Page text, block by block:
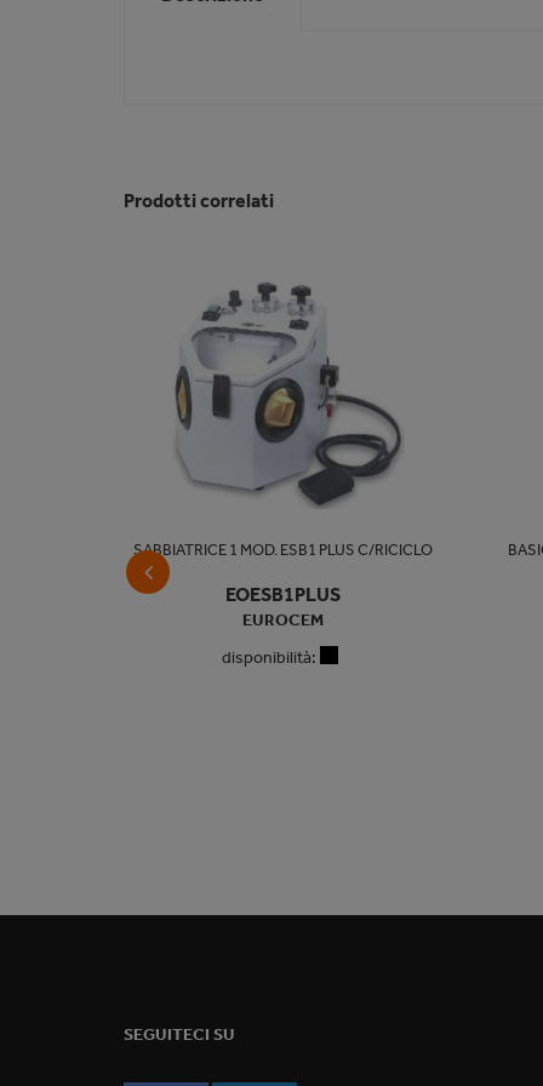
Prodotti correlati
SABBIATRICE 1 MOD. ESB1 PLUS C/RICICLO
EOESB1PLUS
EUROCEM
disponibilità:
SEGUITECI SU